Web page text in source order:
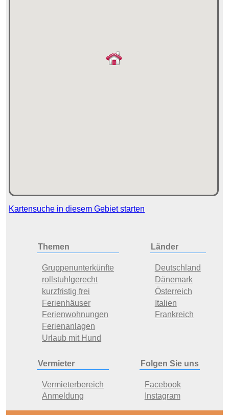
Kartensuche in diesem Gebiet starten
Themen
Gruppenunterkünfte
rollstuhlgerecht
kurzfristig frei
Ferienhäuser
Ferienwohnungen
Ferienanlagen
Urlaub mit Hund
Länder
Deutschland
Dänemark
Österreich
Italien
Frankreich
Vermieter
Vermieterbereich
Anmeldung
Folgen Sie uns
Facebook
Instagram